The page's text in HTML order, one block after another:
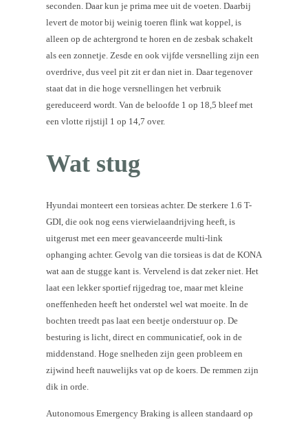
seconden. Daar kun je prima mee uit de voeten. Daarbij
levert de motor bij weinig toeren flink wat koppel, is
alleen op de achtergrond te horen en de zesbak schakelt
als een zonnetje. Zesde en ook vijfde versnelling zijn een
overdrive, dus veel pit zit er dan niet in. Daar tegenover
staat dat in die hoge versnellingen het verbruik
gereduceerd wordt. Van de beloofde 1 op 18,5 bleef met
een vlotte rijstijl 1 op 14,7 over.
Wat stug
Hyundai monteert een torsieas achter. De sterkere 1.6 T-
GDI, die ook nog eens vierwielaandrijving heeft, is
uitgerust met een meer geavanceerde multi-link
ophanging achter. Gevolg van die torsieas is dat de KONA
wat aan de stugge kant is. Vervelend is dat zeker niet. Het
laat een lekker sportief rijgedrag toe, maar met kleine
oneffenheden heeft het onderstel wel wat moeite. In de
bochten treedt pas laat een beetje onderstuur op. De
besturing is licht, direct en communicatief, ook in de
middenstand. Hoge snelheden zijn geen probleem en
zijwind heeft nauwelijks vat op de koers. De remmen zijn
dik in orde.
Autonomous Emergency Braking is alleen standaard op